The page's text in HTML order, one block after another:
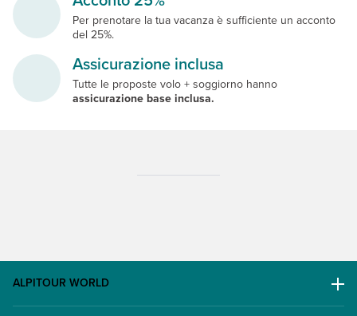
Per prenotare la tua vacanza è sufficiente un acconto
del 25%.
Assicurazione inclusa
Tutte le proposte volo + soggiorno hanno
assicurazione base inclusa.
ALPITOUR WORLD
AWARD